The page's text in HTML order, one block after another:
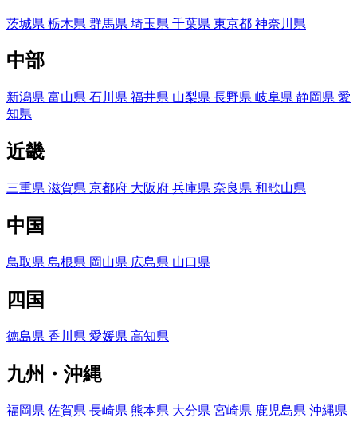
茨城県 栃木県 群馬県 埼玉県 千葉県 東京都 神奈川県
中部
新潟県 富山県 石川県 福井県 山梨県 長野県 岐阜県 静岡県 愛
知県
近畿
三重県 滋賀県 京都府 大阪府 兵庫県 奈良県 和歌山県
中国
鳥取県 島根県 岡山県 広島県 山口県
四国
徳島県 香川県 愛媛県 高知県
九州・沖縄
福岡県 佐賀県 長崎県 熊本県 大分県 宮崎県 鹿児島県 沖縄県